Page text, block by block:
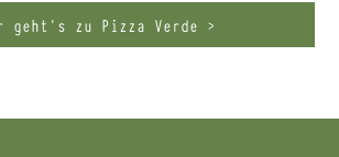
geht’s zu Pizza Verde >